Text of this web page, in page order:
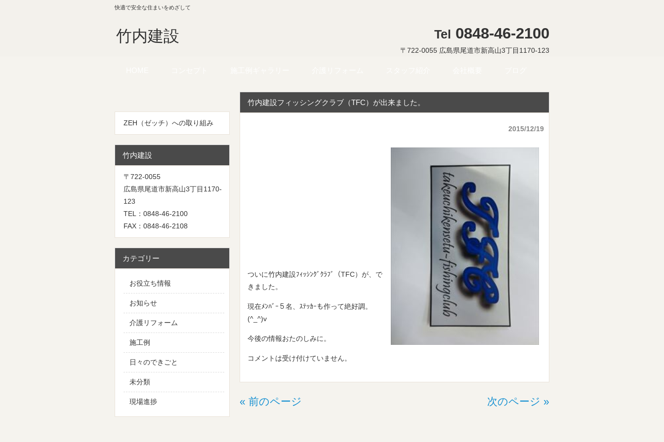
快適で安全な住まいをめざして
竹内建設 Tel 0848-46-2100
〒722-0055 広島県尾道市新高山3丁目1170-123
竹内建設フィッシングクラブ（TFC）が出来ました。
2015/12/19
ついに竹内建設ﾌｨｯｼﾝｸﾞｸﾗﾌﾞ（TFC）が、で
きました。
現在ﾒﾝﾊﾞｰ５名、ｽﾃｯｶｰも作って絶好調。
(^_^)v
今後の情報おたのしみに。
コメントは受け付けていません。
« 前のページ 次のページ »
ZEH（ゼッチ）への取り組み
竹内建設
〒722-0055
広島県尾道市新高山3丁目1170-
123
TEL：0848-46-2100
FAX：0848-46-2108
カテゴリー
お役立ち情報
お知らせ
介護リフォーム
施工例
日々のできごと
未分類
現場進捗